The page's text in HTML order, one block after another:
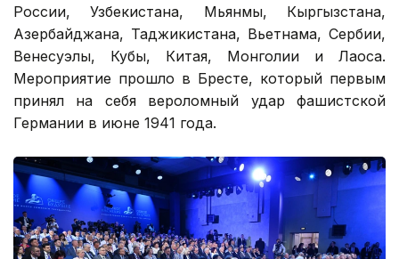
России, Узбекистана, Мьянмы, Кыргызстана,
Азербайджана, Таджикистана, Вьетнама, Сербии,
Венесуэлы, Кубы, Китая, Монголии и Лаоса.
Мероприятие прошло в Бресте, который первым
принял на себя вероломный удар фашистской
Германии в июне 1941 года.